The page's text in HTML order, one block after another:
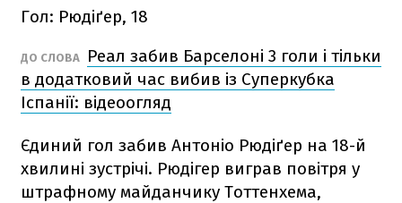
Гол: Рюдіґер, 18
ДО СЛОВА
Реал забив Барселоні 3 голи і тільки
в додатковий час вибив із Суперкубка
Іспанії: відеоогляд
Єдиний гол забив Антоніо Рюдіґер на 18-й
хвилині зустрічі. Рюдігер виграв повітря у
штрафному майданчику Тоттенхема,